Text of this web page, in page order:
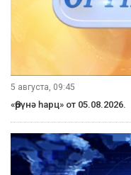
5 августа, 09:45
«Өрүнә һарц» от 05.08.2026.